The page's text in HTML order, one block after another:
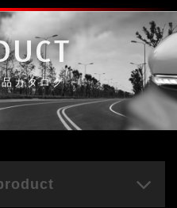
カタログ
員
碼
改
查詢
修改
出
通知